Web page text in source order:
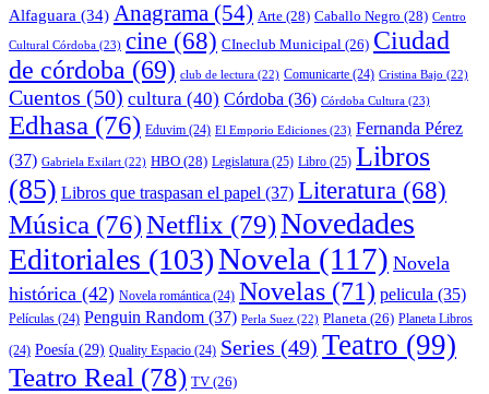
Alfaguara (34) Anagrama (54) Arte (28) Caballo Negro (28) Centro
Cultural Córdoba (23) cine (68) CIneclub Municipal (26) Ciudad
de córdoba (69) club de lectura (22) Comunicarte (24) Cristina Bajo (22)
Cuentos (50) cultura (40) Córdoba (36) Córdoba Cultura (23)
Edhasa (76) Eduvim (24) El Emporio Ediciones (23) Fernanda Pérez
(37) Gabriela Exilart (22) HBO (28) Legislatura (25) Libro (25) Libros
(85) Libros que traspasan el papel (37) Literatura (68)
Música (76)Netflix (79)Novedades
Editoriales (103)Novela (117) Novela
histórica (42) Novela romántica (24) Novelas (71) pelicula (35)
Películas (24) Penguin Random (37) Perla Suez (22) Planeta (26) Planeta Libros
(24) Poesía (29) Quality Espacio (24) Series (49) Teatro (99)
Teatro Real (78) TV (26)